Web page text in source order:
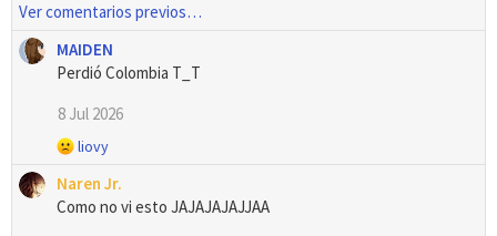
a
c
c
s
Ver comentarios previos…
MAIDEN
Perdió Colombia T_T
8 Jul 2026
R
a
c
liovy
Naren Jr.
Como no vi esto JAJAJAJAJJAA